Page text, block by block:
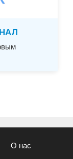
О нас